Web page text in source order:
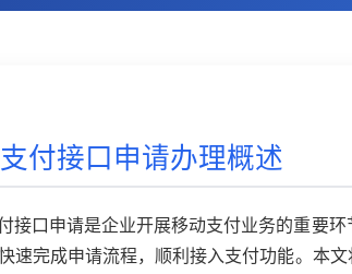
付接口申请办理概述
接口申请是企业开展移动支付业务的重要
速完成申请流程，顺利接入支付功能。本